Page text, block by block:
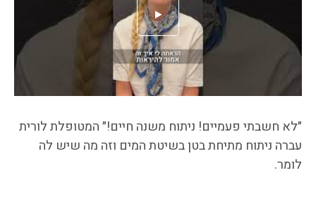
״לא חשבתי פעמיים! ניתוח משנה חיים!״ המטופלת לורית
עברה ניתוח מתיחת בטן בשיטת המים וזה מה שיש לה
לומר.